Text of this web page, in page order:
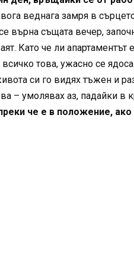
веднага замря в
върна същата вечер,
Като че ли
всичко това, ужасно се
си го видях тъжен и
– умолявах аз, падайки в
че е в положение,